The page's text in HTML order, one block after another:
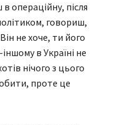
операційну, після
говориш,
не хоче, ти його
в Україні не
нічого з цього
проте це